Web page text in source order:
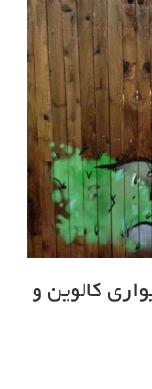
کالوین و